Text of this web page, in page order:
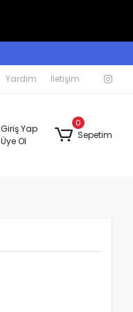
Yardım İletişim
Giriş Yap
Üye Ol
0
Sepetim